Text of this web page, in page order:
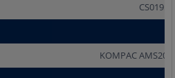
CS0195
KOMPAC AMS200